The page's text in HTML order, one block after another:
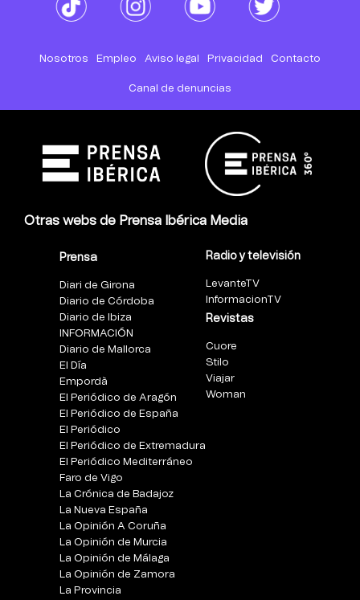
Nosotros Empleo Aviso legal Privacidad Contacto
Canal de denuncias
Otras webs de Prensa Ibérica Media
Prensa
Diari de Girona
Diario de Córdoba
Diario de Ibiza
INFORMACIÓN
Diario de Mallorca
El Día
Empordà
El Periódico de Aragón
El Periódico de España
El Periódico
El Periódico de Extremadura
El Periódico Mediterráneo
Faro de Vigo
La Crónica de Badajoz
La Nueva España
La Opinión A Coruña
La Opinión de Murcia
La Opinión de Málaga
La Opinión de Zamora
La Provincia
Radio y televisión
LevanteTV
InformacionTV
Revistas
Cuore
Stilo
Viajar
Woman